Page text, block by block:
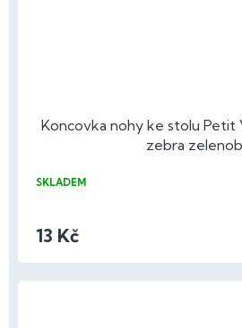
Koncovka nohy ke stolu
zebra
SKLADEM
13 Kč